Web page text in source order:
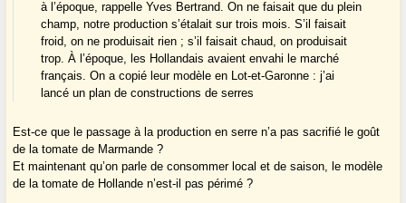
à l’époque, rappelle Yves Bertrand. On ne faisait que du plein
champ, notre production s’étalait sur trois mois. S’il faisait
froid, on ne produisait rien ; s’il faisait chaud, on produisait
trop. À l’époque, les Hollandais avaient envahi le marché
français. On a copié leur modèle en Lot-et-Garonne : j’ai
lancé un plan de constructions de serres
Est-ce que le passage à la production en serre n’a pas sacrifié le goût
de la tomate de Marmande ?
Et maintenant qu’on parle de consommer local et de saison, le modèle
de la tomate de Hollande n’est-il pas périmé ?